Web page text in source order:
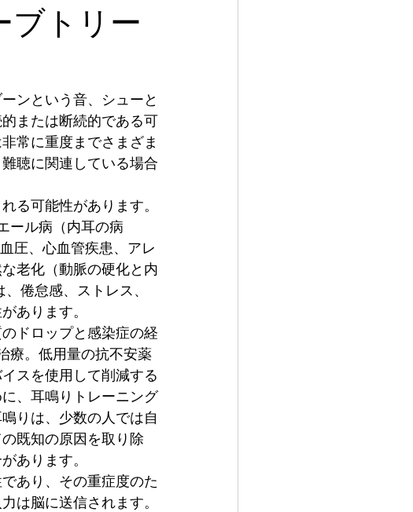
トリー
ンという音、シューと
または断続的である可
常に重度までさまざま
聴に関連している場合
る可能性があります。
ール病（内耳の病
圧、心血管疾患、アレ
老化（動脈の硬化と内
倦怠感、ストレス、
あります。
ドロップと感染症の経
療。低用量の抗不安薬
スを使用して削減する
、耳鳴りトレーニング
りは、少数の人では自
既知の原因を取り除
あります。
あり、その重症度のた
は脳に送信されます。